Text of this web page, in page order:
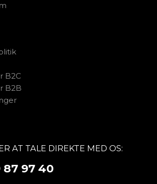
B2C
B2B
AT TALE DIREKTE MED OS:
87 97 40